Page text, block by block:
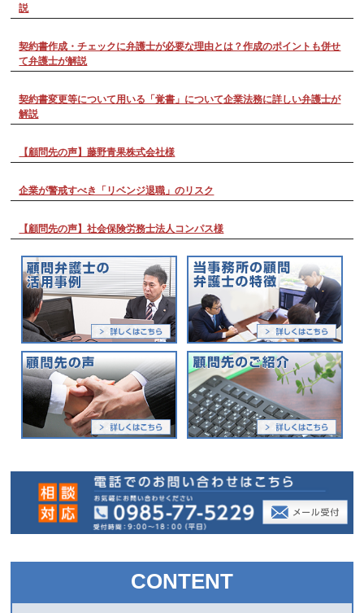
説
契約書作成・チェックに弁護士が必要な理由とは？作成のポイントも併せ
て弁護士が解説
契約書変更等について用いる「覚書」について企業法務に詳しい弁護士が
解説
【顧問先の声】藤野青果株式会社様
企業が警戒すべき「リベンジ退職」のリスク
【顧問先の声】社会保険労務士法人コンパス様
CONTENT